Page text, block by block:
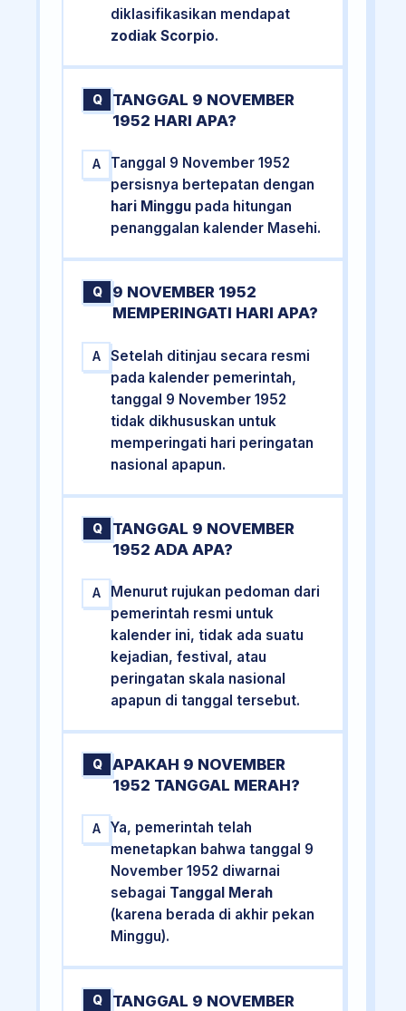
diklasifikasikan mendapat
zodiak Scorpio.
Q
TANGGAL 9 NOVEMBER
1952 HARI APA?
A
Tanggal 9 November 1952
persisnya bertepatan dengan
hari Minggu pada hitungan
penanggalan kalender Masehi.
Q
9 NOVEMBER 1952
MEMPERINGATI HARI APA?
A
Setelah ditinjau secara resmi
pada kalender pemerintah,
tanggal 9 November 1952
tidak dikhususkan untuk
memperingati hari peringatan
nasional apapun.
Q
TANGGAL 9 NOVEMBER
1952 ADA APA?
A
Menurut rujukan pedoman dari
pemerintah resmi untuk
kalender ini, tidak ada suatu
kejadian, festival, atau
peringatan skala nasional
apapun di tanggal tersebut.
Q
APAKAH 9 NOVEMBER
1952 TANGGAL MERAH?
A
Ya, pemerintah telah
menetapkan bahwa tanggal 9
November 1952 diwarnai
sebagai Tanggal Merah
(karena berada di akhir pekan
Minggu).
Q
TANGGAL 9 NOVEMBER